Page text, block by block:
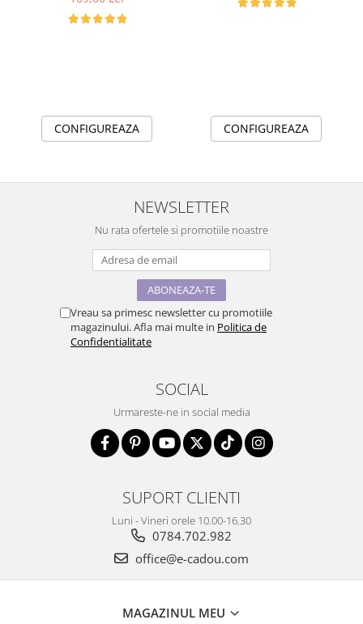
CONFIGUREAZA CONFIGUREAZA
NEWSLETTER
Nu rata ofertele si promotiile noastre
Vreau sa primesc newsletter cu promotiile
magazinului. Afla mai multe in Politica de
Confidentialitate
SOCIAL
Urmareste-ne in social media
SUPORT CLIENTI
Luni - Vineri orele 10.00-16.30
0784.702.982
office@e-cadou.com
MAGAZINUL MEU